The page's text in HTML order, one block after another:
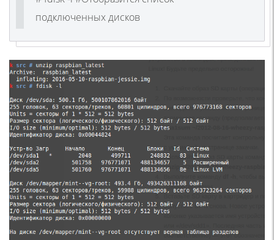
подключенных дисков